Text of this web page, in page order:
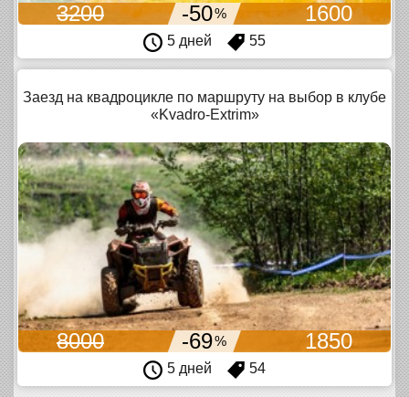
3200 -50% 1600
5 дней 55
Заезд на квадроцикле по маршруту на выбор в клубе
«Kvadro-Extrim»
8000 -69% 1850
5 дней 54